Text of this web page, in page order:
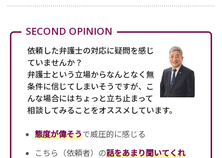
SECOND OPINION
依頼した弁護士の対応に疑問を感じ
ていませんか？
弁護士という立場からなんとなく無
条件に信じてしまいそうですが、こ
んな場合にはちょっと立ち止まって
相談してみることをオススメしています。
態度が偉そうで威圧的に感じる
こちら（依頼者）の話をあまり聞いてくれ